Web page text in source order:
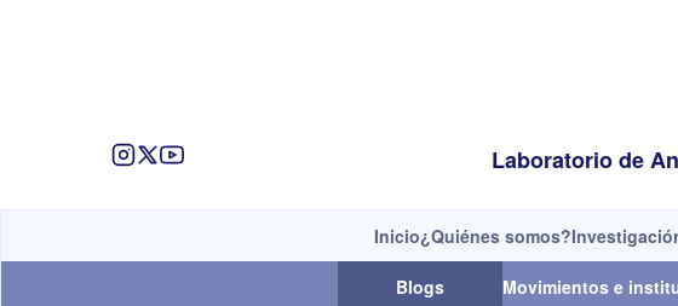
Laboratorio de
Inicio¿Quiénes somos?
Blogs Movimientos e